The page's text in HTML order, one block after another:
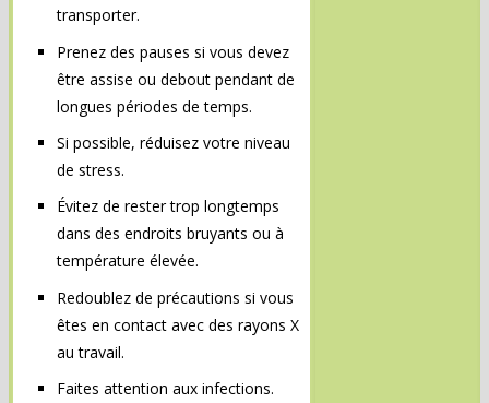
transporter.
Prenez des pauses si vous devez
être assise ou debout pendant de
longues périodes de temps.
Si possible, réduisez votre niveau
de stress.
Évitez de rester trop longtemps
dans des endroits bruyants ou à
température élevée.
Redoublez de précautions si vous
êtes en contact avec des rayons X
au travail.
Faites attention aux infections.